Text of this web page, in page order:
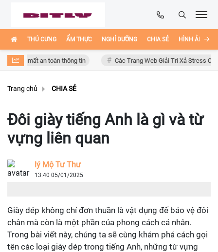
THÚ CƯNG ẨM THỰC NGHỈ DƯỠNG CHIA SẺ HÌNH ẢNH
mất an toàn thông tin Các Trang Web Giải Trí Xả Stress Cực Hay
Trang chủ CHIA SẺ
Đôi giày tiếng Anh là gì và từ
vựng liên quan
lý Mộ Tư Thư
13:40 05/01/2025
Giày dép không chỉ đơn thuần là vật dụng để bảo vệ đôi
chân mà còn là một phần của phong cách cá nhân.
Trong bài viết này, chúng ta sẽ cùng khám phá cách gọi
tên các loại giày dép trong tiếng Anh, những từ vựng